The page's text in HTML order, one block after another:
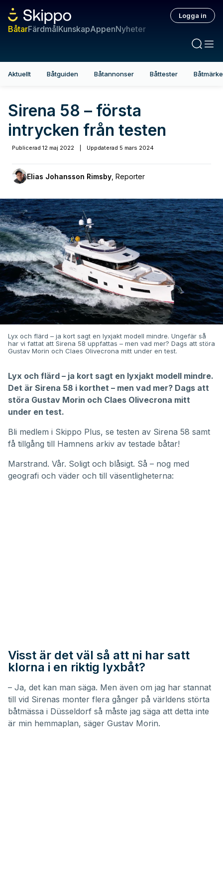
BåtarFärdmålKunskapAppenNyheter
Logga in
Aktuellt Båtguiden Båtannonser Båttester
Sirena 58 – första
intrycken från testen
Publicerad 12 maj 2022 Uppdaterad 5 mars 2024
Elias Johansson Rimsby Reporter
Lyx och flärd – ja kort sagt en lyxjakt modell mindre. Ungefär så
har vi fattat att Sirena 58 uppfattas – men vad mer? Dags att störa
Gustav Morin och Claes Olivecrona mitt under en test.
Lyx och flärd – ja kort sagt en lyxjakt modell mindre.
Det är Sirena 58 i korthet – men vad mer? Dags att
störa Gustav Morin och Claes Olivecrona mitt
under en test.
Bli medlem i Skippo Plus, se testen av Sirena 58 samt
få tillgång till Hamnens arkiv av testade båtar!
Marstrand. Vår. Soligt och blåsigt. Så – nog med
geografi och väder och till väsentligheterna:
Visst är det väl så att ni har satt
klorna i en riktig lyxbåt?
– Ja, det kan man säga. Men även om jag har stannat
till vid Sirenas monter flera gånger på världens störta
båtmässa i Düsseldorf så måste jag säga att detta inte
är min hemmaplan, säger Gustav Morin.